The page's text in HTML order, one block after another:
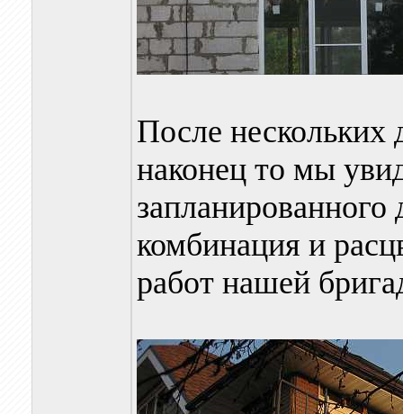
После нескольких
наконец то мы
комбинация и
работ нашей